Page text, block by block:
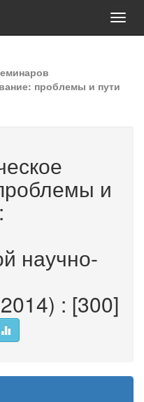
проблемы и пути
и
научно-
: [300]